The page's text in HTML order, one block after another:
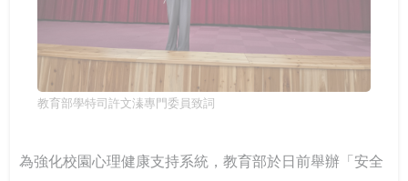
跨域共振找回生命節奏：東吳大學以「生命之弦」音樂
會實現SEL新模式
當霧霾散去，閃耀耀眼的燦爛陽光-談大專特教生之校園
系統合作
教育部舉辦115年度校園性別事件行政訴訟案例研討會
鍵盤戰青春！教育部推出沉浸式互動遊戲教材～帶領學
生看見數位/網路世界的傷害與界線
中區大專校院學生輔導工作協調諮詢中心 串連專業力
量，守護學生的每一步成長
高屏東區資源中心「115年上半年校園安全主管會議」落
115學年度身心障礙學生升學大專校院甄試 3月19日開放
查看試場 3月20日學科考試登場
教育部辦理國民教育階段全民國防教育融入式教學工作
打造校園最暖心的角落 義守大學諮商輔導空間升級，落
教育部學特司許文溱專門委員致詞
為強化校園心理健康支持系統，教育部於日前舉辦「安全